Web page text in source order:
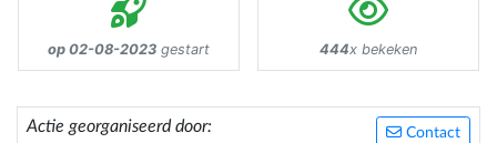
op 02-08-2023 gestart 444x bekeken
Contact
Actie georganiseerd door: